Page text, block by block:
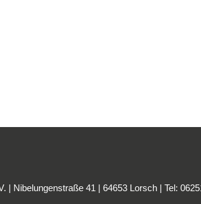
Nibelungenstraße 41 | 64653 Lorsch | Tel: